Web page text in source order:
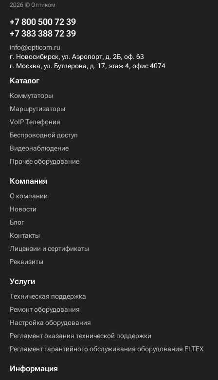
2026 © Оптиком
+7 800 500 72 39
+7 383 388 72 39
info@opticom.ru
г. Новосибирск, ул. Аэропорт, д. 2Б, оф. 63
г. Москва, ул. Бутлерова, д. 17, этаж 4, офис 4074
Каталог
Коммутаторы
Маршрутизаторы
VoIP Телефония
Беспроводной доступ
Видеонаблюдение
Прочее оборудование
Компания
О компании
Новости
Блог
Контакты
Лицензии и сертификаты
Реквизиты
Услуги
Техническая поддержка
Ремонт оборудования
Настройка оборудования
Регламент оказания технической поддержки
Регламент гарантийного обслуживания оборудования ELTEX
Информация